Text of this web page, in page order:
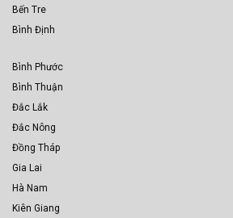
Bến Tre
Bình Định
Bình Phước
Bình Thuận
Đắc Lắk
Đắc Nông
Đồng Tháp
Gia Lai
Hà Nam
Kiên Giang